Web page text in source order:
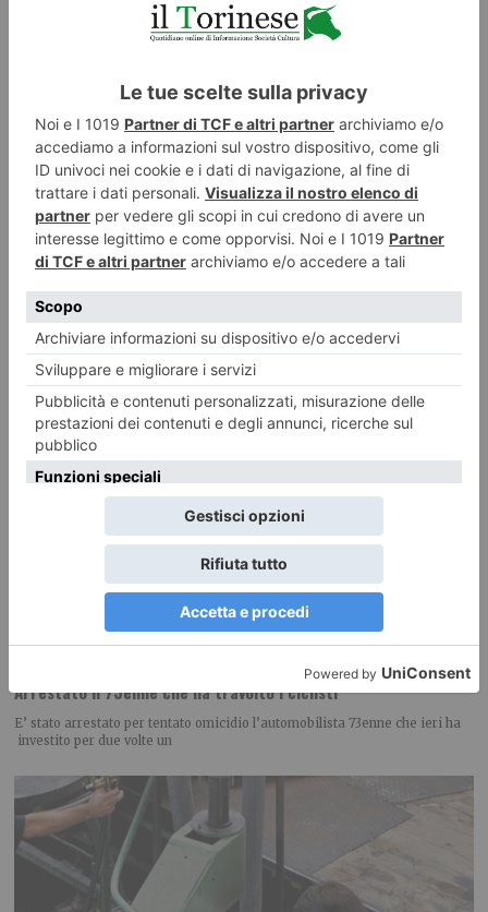
Treni, lavori tra Salbertrand e Bussoleno
Rete Ferroviaria Italiana (Gruppo FS) ha programmato interventi di
manutenzione straordinaria lungo la linea ferroviaria Torino-Modane,
Arrestato il 73enne che ha travolto i ciclisti
E’ stato arrestato per tentato omicidio l’automobilista 73enne che ieri ha
investito per due volte un